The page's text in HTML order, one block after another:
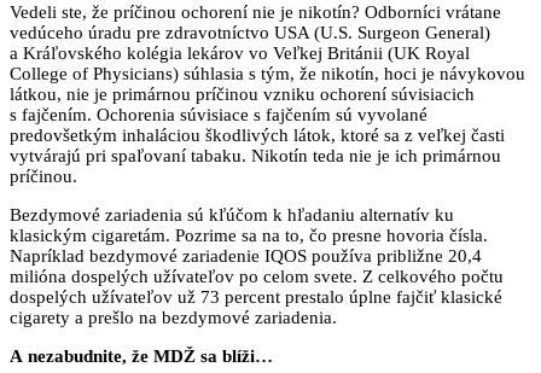
Vedeli ste, že príčinou ochorení nie je nikotín? Odborníci vrátane
vedúceho úradu pre zdravotníctvo USA (U.S. Surgeon General)
a Kráľovského kolégia lekárov vo Veľkej Británii (UK Royal
College of Physicians) súhlasia s tým, že nikotín, hoci je návykovou
látkou, nie je primárnou príčinou vzniku ochorení súvisiacich
s fajčením. Ochorenia súvisiace s fajčením sú vyvolané
predovšetkým inhaláciou škodlivých látok, ktoré sa z veľkej časti
vytvárajú pri spaľovaní tabaku. Nikotín teda nie je ich primárnou
príčinou.
Bezdymové zariadenia sú kľúčom k hľadaniu alternatív ku
klasickým cigaretám. Pozrime sa na to, čo presne hovoria čísla.
Napríklad bezdymové zariadenie IQOS používa približne 20,4
milióna dospelých užívateľov po celom svete. Z celkového počtu
dospelých užívateľov už 73 percent prestalo úplne fajčiť klasické
cigarety a prešlo na bezdymové zariadenia.
A nezabudnite, že MDŽ sa blíži…